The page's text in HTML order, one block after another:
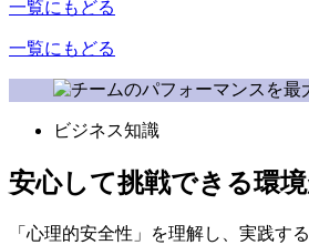
一覧にもどる
一覧にもどる
ビジネス知識
安心して挑戦できる環
「心理的安全性」を理解し、実践す